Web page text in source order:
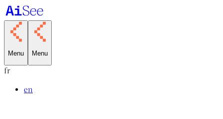
Menu Menu
fr
en